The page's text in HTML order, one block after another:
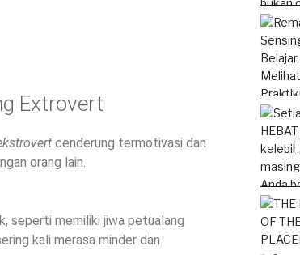
Extrovert
cenderung termotivasi dan
orang lain.
seperti memiliki jiwa petualang
kali merasa minder dan